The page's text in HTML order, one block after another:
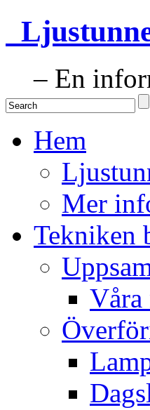
– En
Hem
Mer
Tekniken
Våra